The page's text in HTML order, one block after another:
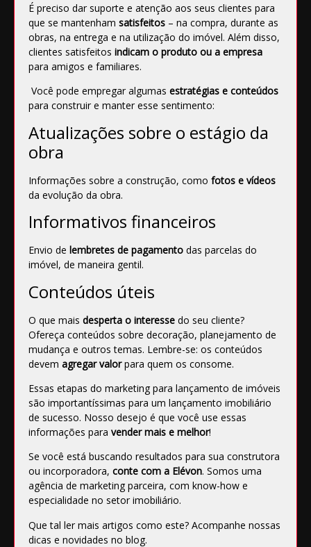
É preciso dar suporte e atenção aos seus clientes para
que se mantenham satisfeitos – na compra, durante as
obras, na entrega e na utilização do imóvel. Além disso,
clientes satisfeitos indicam o produto ou a empresa
para amigos e familiares.
Você pode empregar algumas estratégias e conteúdos
para construir e manter esse sentimento:
Atualizações sobre o estágio da
obra
Informações sobre a construção, como fotos e vídeos
da evolução da obra.
Informativos financeiros
Envio de lembretes de pagamento das parcelas do
imóvel, de maneira gentil.
Conteúdos úteis
O que mais desperta o interesse do seu cliente?
Ofereça conteúdos sobre decoração, planejamento de
mudança e outros temas. Lembre-se: os conteúdos
devem agregar valorpara quem os consome.
Essas etapas do marketing para lançamento de imóveis
são importantíssimas para um lançamento imobiliário
de sucesso. Nosso desejo é que você use essas
informações para vender mais e melhor!
Se você está buscando resultados para sua construtora
ou incorporadora, conte com a Elévon. Somos uma
agência de marketing parceira, com know-how e
especialidade no setor imobiliário.
Que tal ler mais artigos como este? Acompanhe nossas
dicas e novidades no blog.